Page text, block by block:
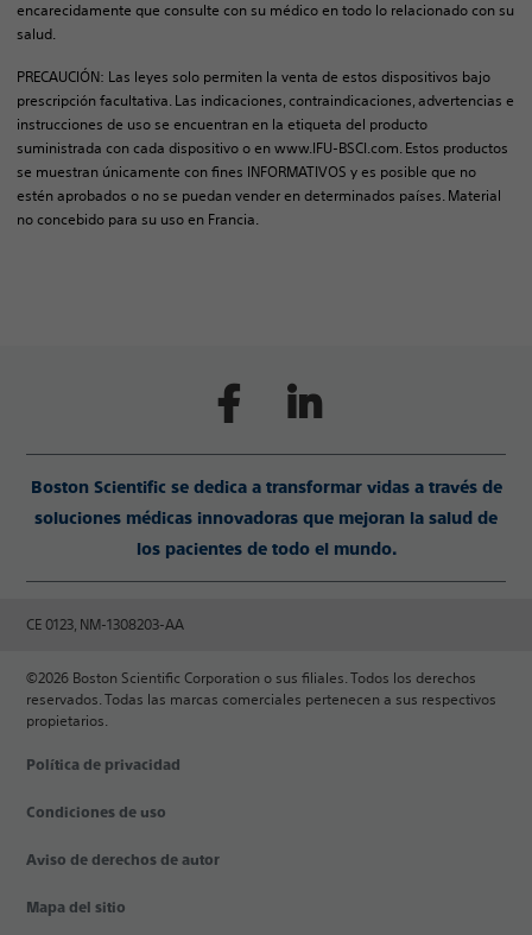
encarecidamente que consulte con su médico en todo lo relacionado con su
salud.
PRECAUCIÓN: Las leyes solo permiten la venta de estos dispositivos bajo
prescripción facultativa. Las indicaciones, contraindicaciones, advertencias e
instrucciones de uso se encuentran en la etiqueta del producto
suministrada con cada dispositivo o en www.IFU-BSCI.com. Estos productos
se muestran únicamente con fines INFORMATIVOS y es posible que no
estén aprobados o no se puedan vender en determinados países. Material
no concebido para su uso en Francia.
Boston Scientific se dedica a transformar vidas a través de
soluciones médicas innovadoras que mejoran la salud de
los pacientes de todo el mundo.
CE 0123, NM-1308203-AA
©2026 Boston Scientific Corporation o sus filiales. Todos los derechos
reservados. Todas las marcas comerciales pertenecen a sus respectivos
propietarios.
Política de privacidad
Condiciones de uso
Aviso de derechos de autor
Mapa del sitio